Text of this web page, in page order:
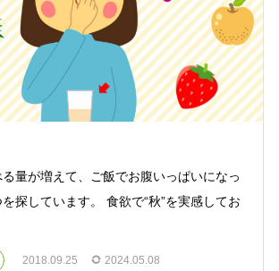
量が増えて、ご飯でお腹いっぱいになっ
探しています。 食欲で“秋”を実感してお
2018.09.25 2024.05.08